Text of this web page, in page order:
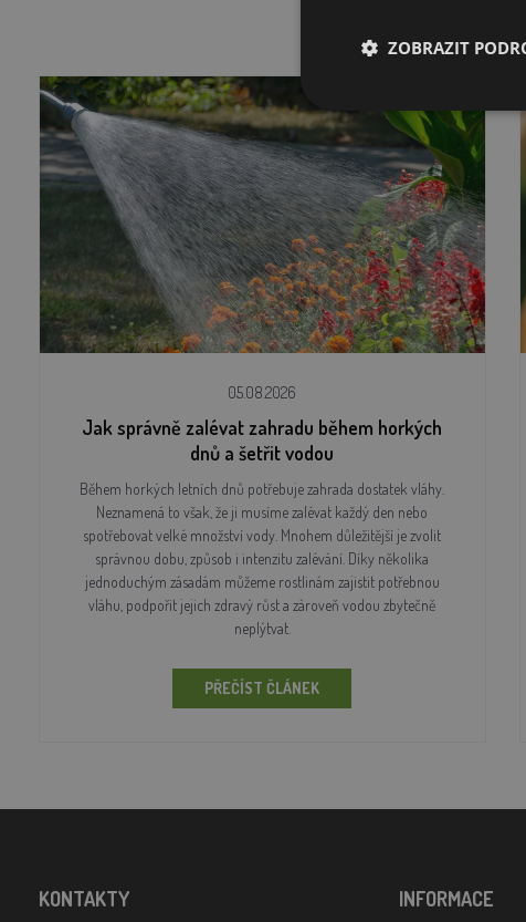
05.08.2026
Jak správně zalévat zahradu během horkých
dnů a šetřit vodou
Během horkých letních dnů potřebuje zahrada dostatek vláhy.
Neznamená to však, že ji musíme zalévat každý den nebo
spotřebovat velké množství vody. Mnohem důležitější je zvolit
správnou dobu, způsob i intenzitu zalévání. Díky několika
jednoduchým zásadám můžeme rostlinám zajistit potřebnou
vláhu, podpořit jejich zdravý růst a zároveň vodou zbytečně
neplýtvat.
PŘEČÍST ČLÁNEK
KONTAKTY INFORMACE
ZOBRAZIT